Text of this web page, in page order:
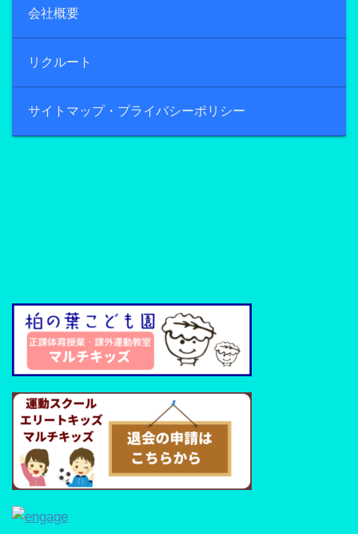
会社概要
リクルート
サイトマップ・プライバシーポリシー